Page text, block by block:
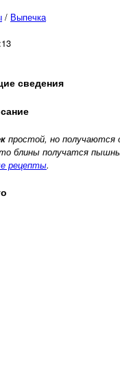
/ Выпечка
сведения
простой, но
то блины получатся
рецепты.